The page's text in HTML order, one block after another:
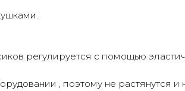
регулируется с помощью
, поэтому не растянутся